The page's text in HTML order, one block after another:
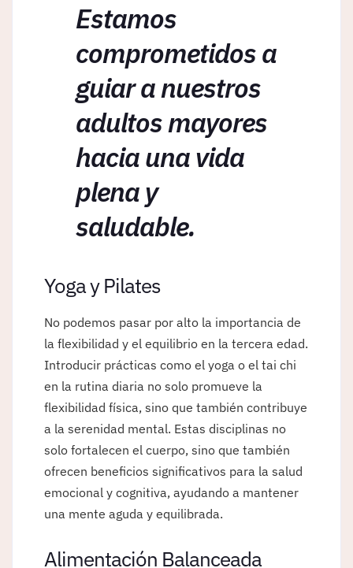
Estamos
comprometidos a
guiar a nuestros
adultos mayores
hacia una vida
plena y
saludable.
Yoga y Pilates
No podemos pasar por alto la importancia de
la flexibilidad y el equilibrio en la tercera edad.
Introducir prácticas como el yoga o el tai chi
en la rutina diaria no solo promueve la
flexibilidad física, sino que también contribuye
a la serenidad mental. Estas disciplinas no
solo fortalecen el cuerpo, sino que también
ofrecen beneficios significativos para la salud
emocional y cognitiva, ayudando a mantener
una mente aguda y equilibrada.
Alimentación Balanceada